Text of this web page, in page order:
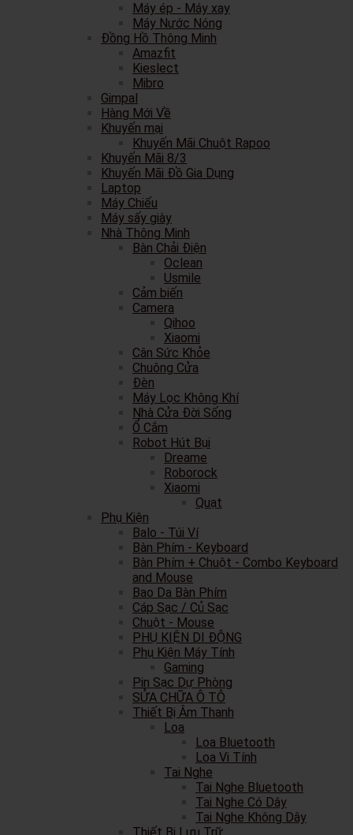
Máy ép - Máy xay
Máy Nước Nóng
Đồng Hồ Thông Minh
Amazfit
Kieslect
Mibro
Gimpal
Hàng Mới Về
Khuyến mại
Khuyến Mãi Chuột Rapoo
Khuyến Mãi 8/3
Khuyến Mãi Đồ Gia Dụng
Laptop
Máy Chiếu
Máy sấy giày
Nhà Thông Minh
Bàn Chải Điện
Oclean
Usmile
Cảm biến
Camera
Qihoo
Xiaomi
Cân Sức Khỏe
Chuông Cửa
Đèn
Máy Lọc Không Khí
Nhà Cửa Đời Sống
Ổ Cắm
Robot Hút Bụi
Dreame
Roborock
Xiaomi
Quạt
Phụ Kiện
Balo - Túi Ví
Bàn Phím - Keyboard
Bàn Phím + Chuột - Combo Keyboard
and Mouse
Bao Da Bàn Phím
Cáp Sạc / Củ Sạc
Chuột - Mouse
PHỤ KIỆN DI ĐỘNG
Phụ Kiện Máy Tính
Gaming
Pin Sạc Dự Phòng
SỬA CHỮA Ô TÔ
Thiết Bị Âm Thanh
Loa
Loa Bluetooth
Loa Vi Tính
Tai Nghe
Tai Nghe Bluetooth
Tai Nghe Có Dây
Tai Nghe Không Dây